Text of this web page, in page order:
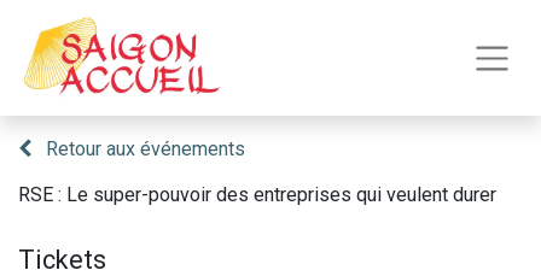
Retour aux événements
RSE : Le super-pouvoir des entreprises qui veulent durer
Tickets